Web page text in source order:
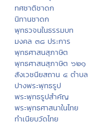
ทศชาติชาดก
นิทานชาดก
พุทธวจนในธรรมบท
มงคล ๓๘ ประการ
พุทธศาสนสุภาษิต
พุทธศาสนสุภาษิต ๖๒๑
สังเวชนียสถาน ๔ ตำบล
ปางพระพุทธรูป
พระพุทธรูปสำคัญ
พระพุทธศาสนาในไทย
ทำเนียบวัดไทย